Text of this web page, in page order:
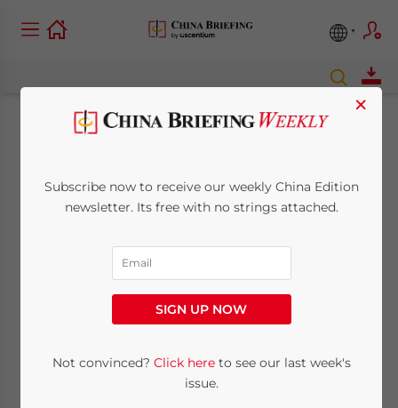
für die
von großen
Bauprojekten klar
September 8, 2010Posted by China Briefing
×
Subscribe now to receive our weekly China Edition
newsletter. Its free with no strings attached.
SIGN UP NOW
Not convinced? Click hereto see our last week's
issue.